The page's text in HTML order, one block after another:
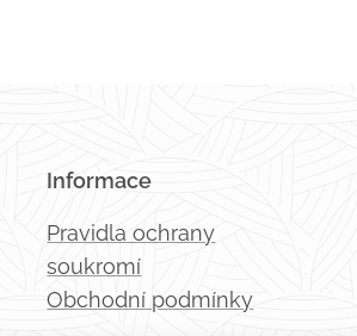
Informace
Pravidla ochrany
soukromí
Obchodní podmínky